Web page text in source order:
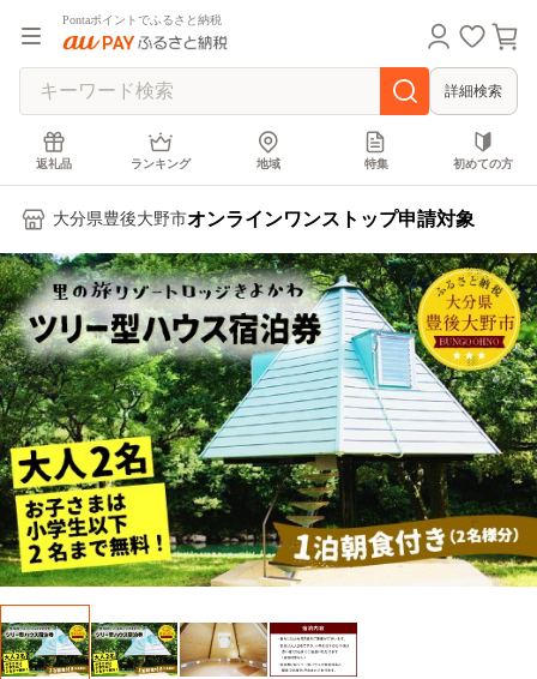
Pontaポイントでふるさと納税
詳細検索
返礼品 ランキング 地域 特集 初めての方
大分県豊後大野市オンラインワンストップ申請対象